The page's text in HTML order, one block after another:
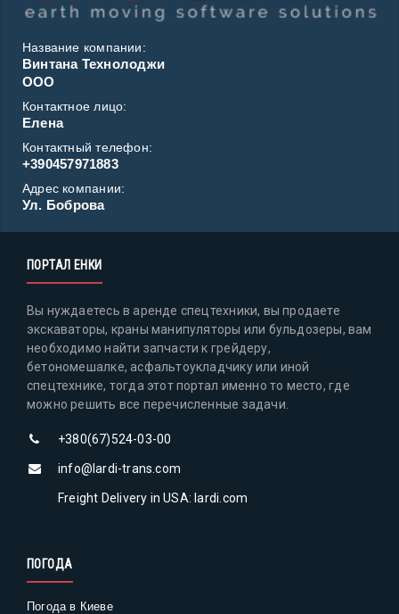
Название компании:
Винтана Технолоджи
ООО
Контактное лицо:
Елена
Контактный телефон:
+390457971883
Адрес компании:
Ул. Боброва
ПОРТАЛ ЕНКИ
Вы нуждаетесь в аренде спецтехники, вы продаете
экскаваторы, краны манипуляторы или бульдозеры, вам
необходимо найти запчасти к грейдеру,
бетономешалке, асфальтоукладчику или иной
спецтехнике, тогда этот портал именно то место, где
можно решить все перечисленные задачи.
+380(67)524-03-00
info@lardi-trans.com
Freight Delivery in USA: lardi.com
ПОГОДА
Погода в Киеве